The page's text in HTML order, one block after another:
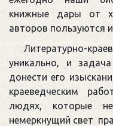
книжные дары от
авторов пользуются
Литературно-
уникально, и
донести его
краеведческим
людях, которые
немеркнущий свет